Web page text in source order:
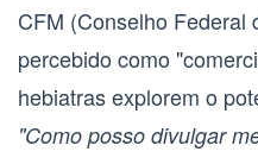
CFM (Conselho Federal
percebido como
hebiatras explorem o
"Como posso divulgar